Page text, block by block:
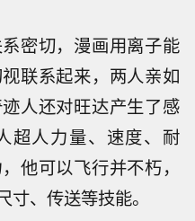
密切，漫画用离子能
联系起来，两人亲如
人还对旺达产生了感
超人力量、速度、耐
他可以飞行并不朽，
、传送等技能。